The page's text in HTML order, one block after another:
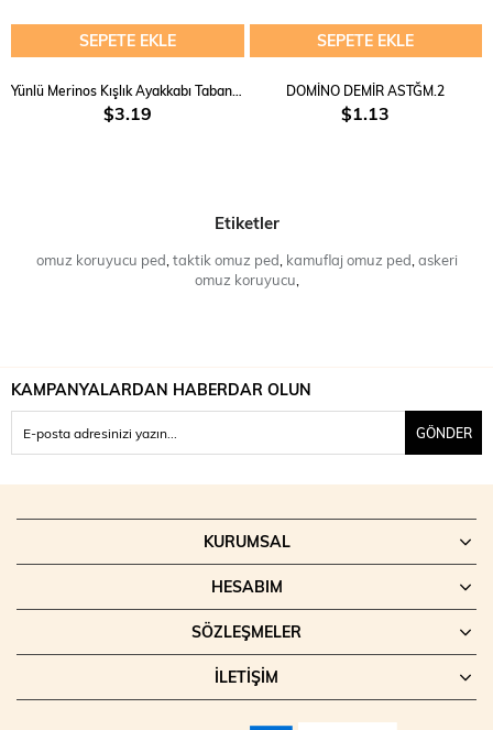
SEPETE EKLE
$3.19
SEPETE EKLE
DOMİNO DEMİR ASTĞM.2
$1.13
Etiketler
omuz koruyucu ped taktik omuz ped kamuflaj omuz ped askeri
omuz koruyucu
KAMPANYALARDAN HABERDAR OLUN
GÖNDER
KURUMSAL
HESABIM
SÖZLEŞMELER
İLETIŞIM